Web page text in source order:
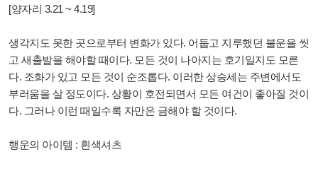
[양자리 3.21 ~ 4.19]
생각지도 못한 곳으로부터 변화가 있다. 어둡고 지루했던 불운을 씻
고 새출발을 해야할 때이다. 모든 것이 나아지는 호기일지도 모른
다. 조화가 있고 모든 것이 순조롭다. 이러한 상승세는 주변에서도
부러움을 살 정도이다. 상황이 호전되면서 모든 여건이 좋아질 것이
다. 그러나 이런 때일수록 자만은 금해야 할 것이다.
행운의 아이템 : 흰색셔츠